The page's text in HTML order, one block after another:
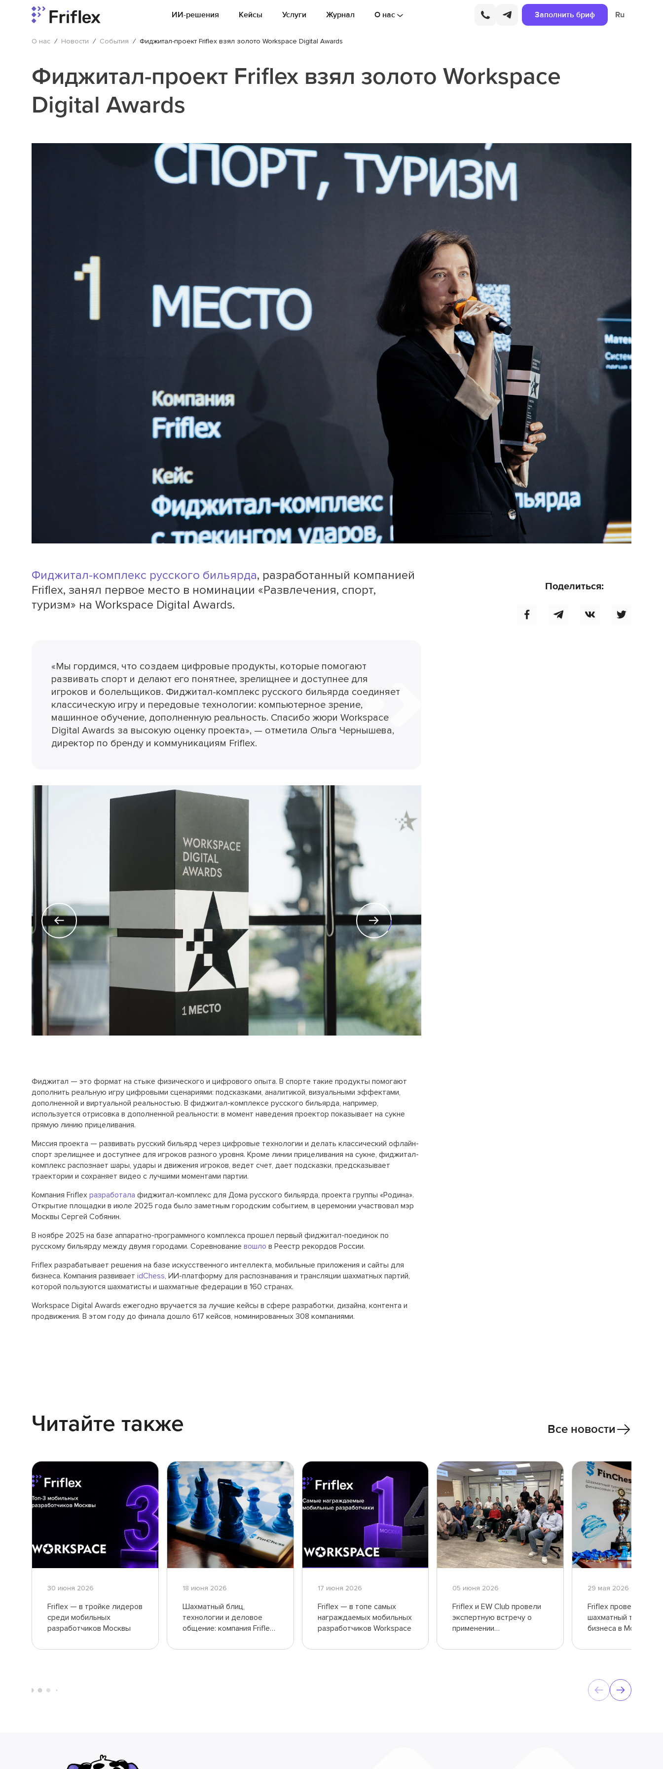
ИИ-решения Кейсы Услуги Журнал О нас Заполнить бриф Ru
О нас / Новости / События / Фиджитал-проект Friflex взял золото Workspace Digital Awards
Фиджитал-проект Friflex взял золото Workspace
Digital Awards
Фиджитал-комплекс русского бильярда, разработанный компанией
Friflex, занял первое место в номинации «Развлечения, спорт,
туризм» на Workspace Digital Awards.
«Мы гордимся, что создаем цифровые продукты, которые помогают
развивать спорт и делают его понятнее, зрелищнее и доступнее для
игроков и болельщиков. Фиджитал-комплекс русского бильярда соединяет
классическую игру и передовые технологии: компьютерное зрение,
машинное обучение, дополненную реальность. Спасибо жюри Workspace
Digital Awards за высокую оценку проекта», — отметила Ольга Чернышева,
директор по бренду и коммуникациям Friflex.
Фиджитал — это формат на стыке физического и цифрового опыта. В спорте такие продукты помогают
дополнить реальную игру цифровыми сценариями: подсказками, аналитикой, визуальными эффектами,
дополненной и виртуальной реальностью. В фиджитал-комплексе русского бильярда, например,
используется отрисовка в дополненной реальности: в момент наведения проектор показывает на сукне
прямую линию прицеливания.
Миссия проекта — развивать русский бильярд через цифровые технологии и делать классический офлайн-
спорт зрелищнее и доступнее для игроков разного уровня. Кроме линии прицеливания на сукне, фиджитал-
комплекс распознает шары, удары и движения игроков, ведет счет, дает подсказки, предсказывает
траектории и сохраняет видео с лучшими моментами партии.
Компания Friflex разработала фиджитал-комплекс для Дома русского бильярда, проекта группы «Родина».
Открытие площадки в июле 2025 года было заметным городским событием, в церемонии участвовал мэр
Москвы Сергей Собянин.
В ноябре 2025 на базе аппаратно-программного комплекса прошел первый фиджитал-поединок по
русскому бильярду между двумя городами. Соревнование вошло в Реестр рекордов России.
Friflex разрабатывает решения на базе искусственного интеллекта, мобильные приложения и сайты для
бизнеса. Компания развивает idChess, ИИ-платформу для распознавания и трансляции шахматных партий,
которой пользуются шахматисты и шахматные федерации в 160 странах.
Workspace Digital Awards ежегодно вручается за лучшие кейсы в сфере разработки, дизайна, контента и
продвижения. В этом году до финала дошло 617 кейсов, номинированных 308 компаниями.
Поделиться:
Читайте также
30 июня 2026
Friflex — в тройке лидеров
среди мобильных
разработчиков Москвы
18 июня 2026
Шахматный блиц,
технологии и деловое
общение: компания Friflex
17 июня 2026
Friflex — в топе самых
награждаемых мобильных
разработчиков Workspace
05 июня 2026
Friflex и EW Club провели
экспертную встречу о
применении
интеллекта в ритейле
29 мая 2026
Friflex проведет
шахматный турнир
бизнеса в Москве
Все новости